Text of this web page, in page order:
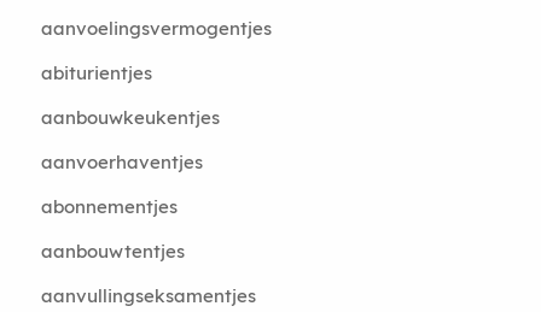
aanvoelingsvermogentjes
abiturientjes
aanbouwkeukentjes
aanvoerhaventjes
abonnementjes
aanbouwtentjes
aanvullingseksamentjes